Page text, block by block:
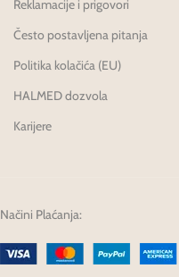
Reklamacije i prigovori
Često postavljena pitanja
Politika kolačića (EU)
HALMED dozvola
Karijere
Načini Plaćanja: